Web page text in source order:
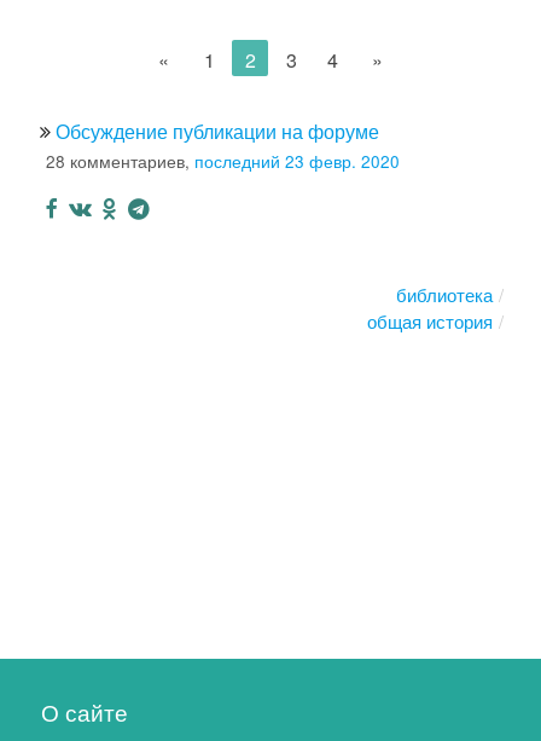
« 1 2 3 4 »
Обсуждение публикации на форуме
28 комментариев, последний 23 февр. 2020
библиотека
общая история
О сайте